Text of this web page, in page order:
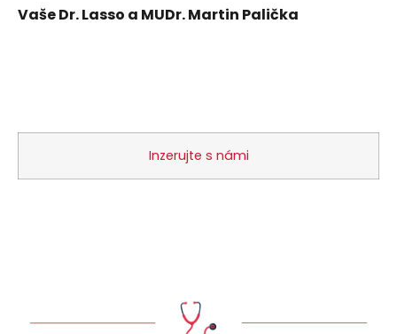
Vaše Dr. Lasso a MUDr. Martin Palička
Inzerujte s námi